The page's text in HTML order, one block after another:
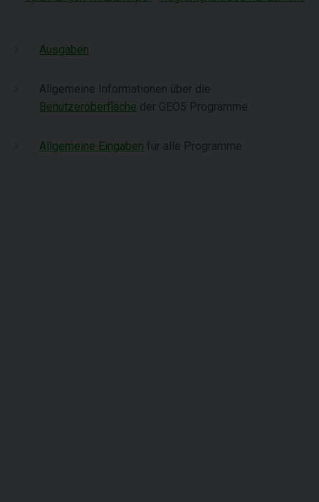
Ausgaben
Allgemeine Informationen über die
Benutzeroberfläche der GEO5 Programme
Allgemeine Eingaben für alle Programme